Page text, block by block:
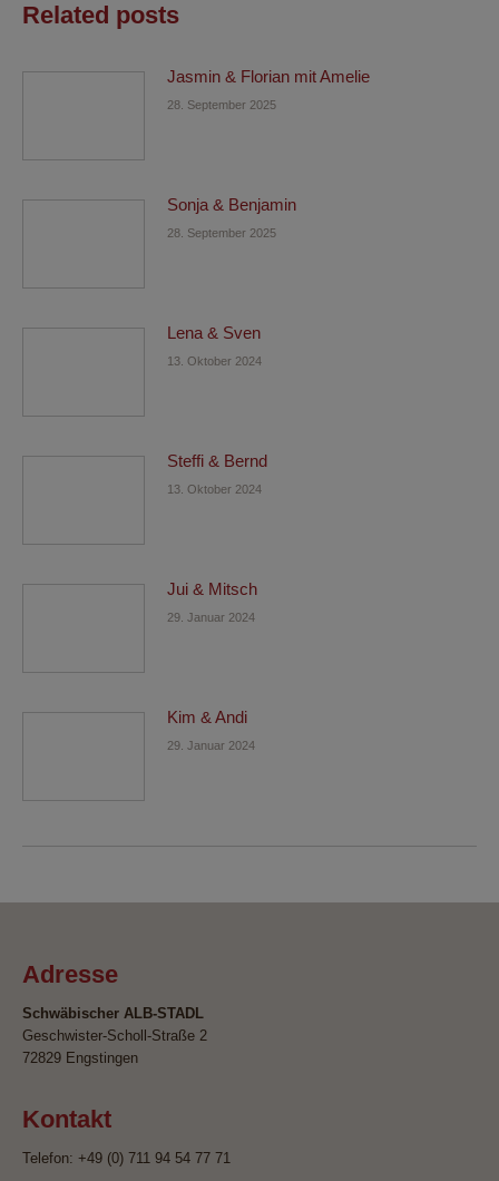
Related posts
Jasmin & Florian mit Amelie
28. September 2025
Sonja & Benjamin
28. September 2025
Lena & Sven
13. Oktober 2024
Steffi & Bernd
13. Oktober 2024
Jui & Mitsch
29. Januar 2024
Kim & Andi
29. Januar 2024
Adresse
Schwäbischer ALB-STADL
Geschwister-Scholl-Straße 2
72829 Engstingen
Kontakt
Telefon: +49 (0) 711 94 54 77 71